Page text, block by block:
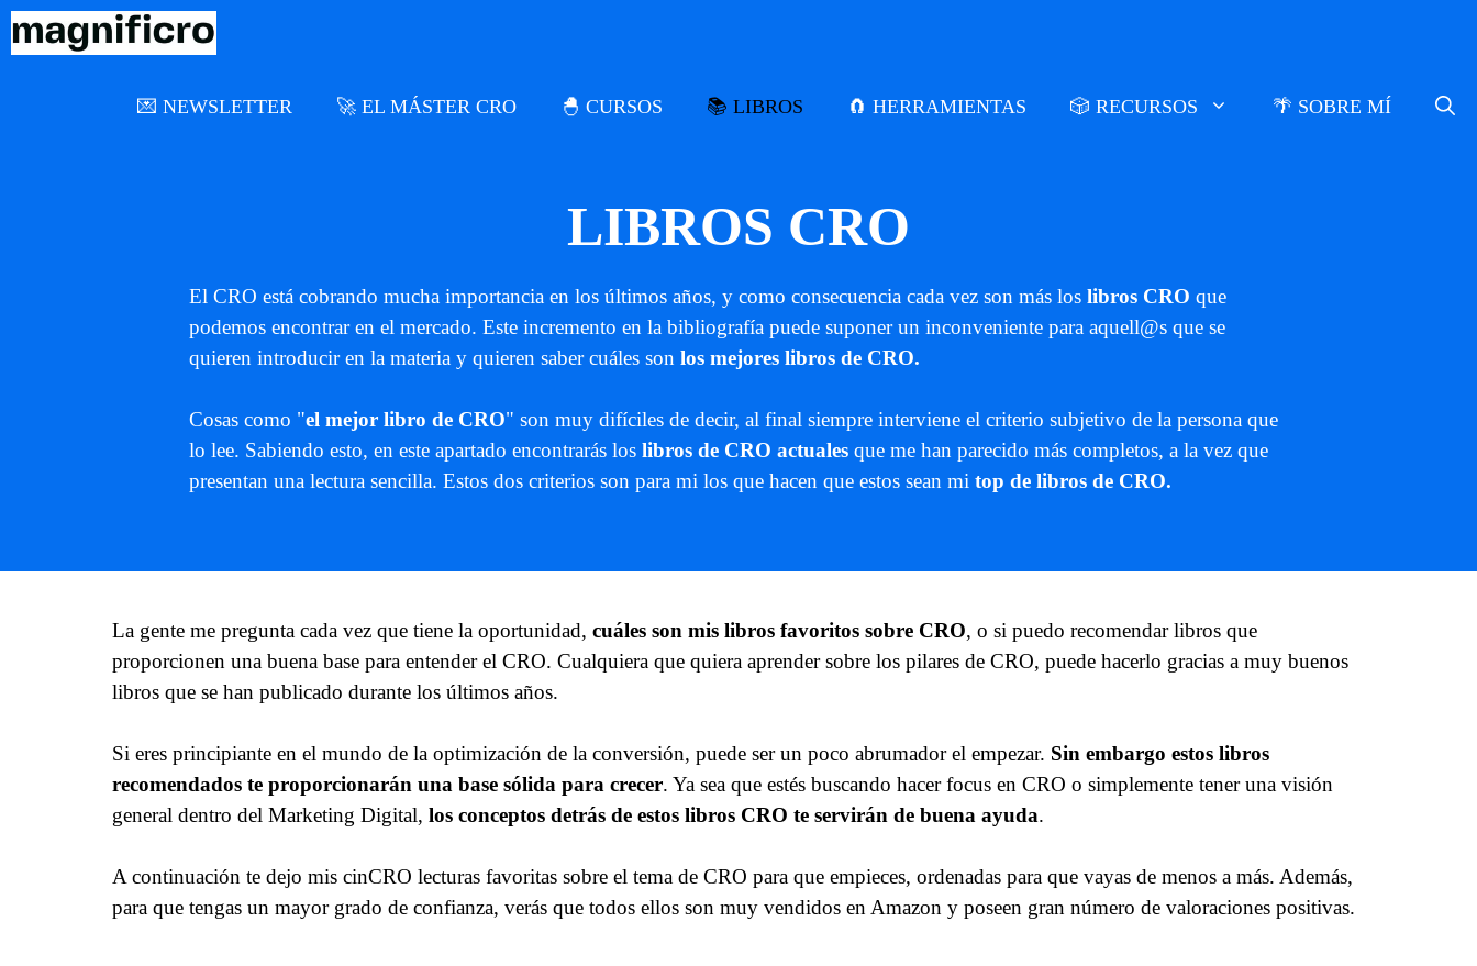
Saltar
💌 NEWSLETTER 🚀 EL MÁSTER CRO 🐣 CURSOS 📚 LIBROS 🧲 HERRAMIENTAS 🎲 RECURSOS 🌴 SOBRE MÍ
LIBROS CRO
El CRO está cobrando mucha importancia en los últimos años, y como consecuencia cada vez son más los libros CRO que
podemos encontrar en el mercado. Este incremento en la bibliografía puede suponer un inconveniente para aquell@s que se
quieren introducir en la materia y quieren saber cuáles son los mejores libros de CRO.
Cosas como "el mejor libro de CRO" son muy difíciles de decir, al final siempre interviene el criterio subjetivo de la persona que
lo lee. Sabiendo esto, en este apartado encontrarás los libros de CRO actuales que me han parecido más completos, a la vez que
presentan una lectura sencilla. Estos dos criterios son para mi los que hacen que estos sean mi top de libros de CRO.
La gente me pregunta cada vez que tiene la oportunidad, cuáles son mis libros favoritos sobre CRO, o si puedo recomendar libros que
proporcionen una buena base para entender el CRO. Cualquiera que quiera aprender sobre los pilares de CRO, puede hacerlo gracias a muy buenos
libros que se han publicado durante los últimos años.
Si eres principiante en el mundo de la optimización de la conversión, puede ser un poco abrumador el empezar. Sin embargo estos libros
recomendados te proporcionarán una base sólida para crecer. Ya sea que estés buscando hacer focus en CRO o simplemente tener una visión
general dentro del Marketing Digital, los conceptos detrás de estos libros CRO te servirán de buena ayuda.
A continuación te dejo mis cinCRO lecturas favoritas sobre el tema de CRO para que empieces, ordenadas para que vayas de menos a más. Además,
para que tengas un mayor grado de confianza, verás que todos ellos son muy vendidos en Amazon y poseen gran número de valoraciones positivas.